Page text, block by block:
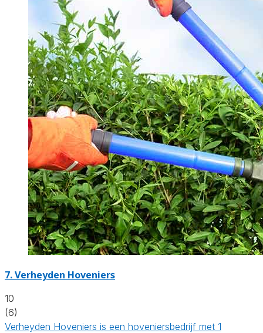
7.Verheyden Hoveniers
10
(6)
Verheyden Hoveniers is een hoveniersbedrijf met 1